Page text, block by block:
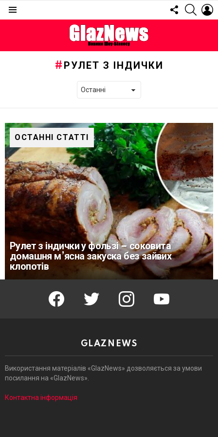
FOLLOW
US
РУЛЕТ З ІНДИЧКИ
ОСТАННІ СТАТТІ
Рулет з індички у фользі – соковита
домашня м’ясна закуска без зайвих
клопотів
facebook twitter instagram youtube
GLAZNEWS
Використання матеріалів «GlazNews» дозволяється за умови
посилання на «GlazNews».
Контактна інформація